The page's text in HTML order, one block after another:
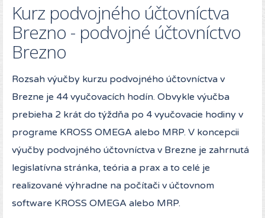
Kurz podvojného účtovníctva
Brezno - podvojné účtovníctvo
Brezno
Rozsah výučby kurzu podvojného účtovníctva v
Brezne je 44 vyučovacích hodín. Obvykle výučba
prebieha 2 krát do týždňa po 4 vyučovacie hodiny v
programe KROSS OMEGA alebo MRP. V koncepcii
výučby podvojného účtovníctva v Brezne je zahrnutá
legislatívna stránka, teória a prax a to celé je
realizované výhradne na počítači v účtovnom
software KROSS OMEGA alebo MRP.